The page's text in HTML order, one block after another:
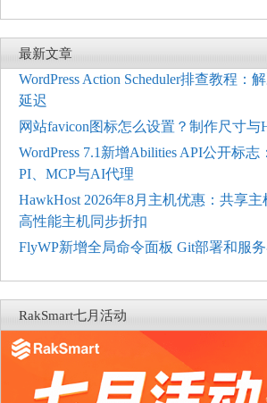
最新文章
WordPress Action Scheduler排查教程：
延迟
网站favicon图标怎么设置？制作尺寸
WordPress 7.1新增Abilities API公开标志
PI、MCP与AI代理
HawkHost 2026年8月主机优惠：共享主
高性能主机同步折扣
FlyWP新增全局命令面板 Git部署和服
RakSmart七月活动